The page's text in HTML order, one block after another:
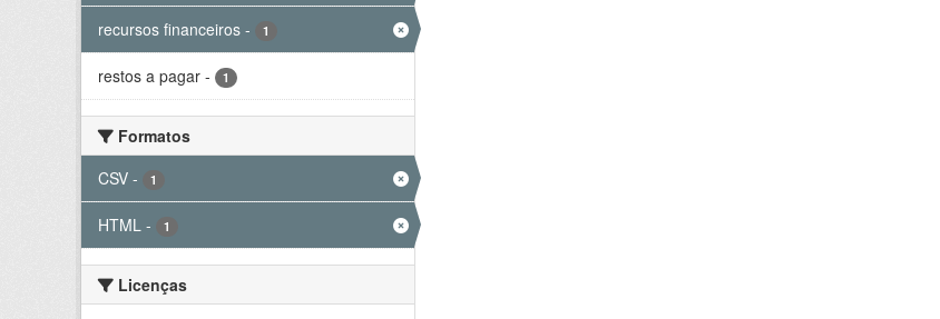
recursos financeiros - 1
restos a pagar - 1
Formatos
CSV - 1
HTML - 1
Licenças